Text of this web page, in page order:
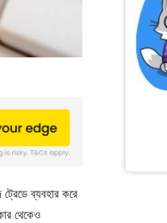
ব্যবহার করে
থেকেও